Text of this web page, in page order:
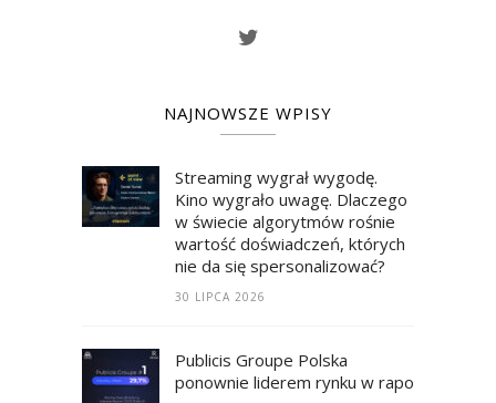
NAJNOWSZE WPISY
Streaming wygrał wygodę.
Kino wygrało uwagę. Dlaczego
w świecie algorytmów rośnie
wartość doświadczeń, których
nie da się spersonalizować?
30 LIPCA 2026
Publicis Groupe Polska
ponownie liderem rynku w raporcie